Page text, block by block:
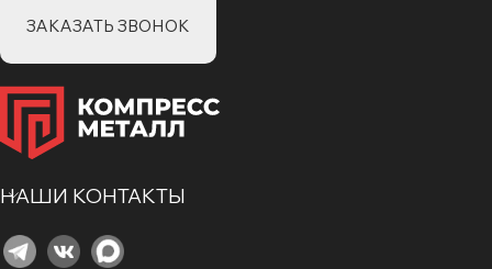
ЗАКАЗАТЬ ЗВОНОК
НАШИ КОНТАКТЫ